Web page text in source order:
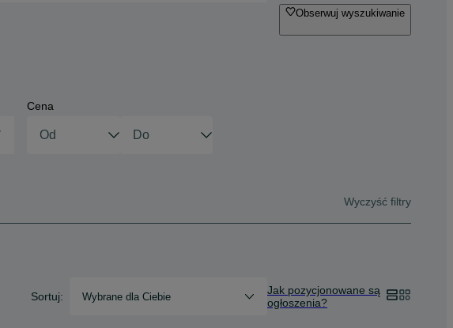
Obserwuj wyszukiwanie
Cena
Wyczyść filtry
Sortuj: Wybrane dla Ciebie
Jak pozycjonowane są
ogłoszenia?